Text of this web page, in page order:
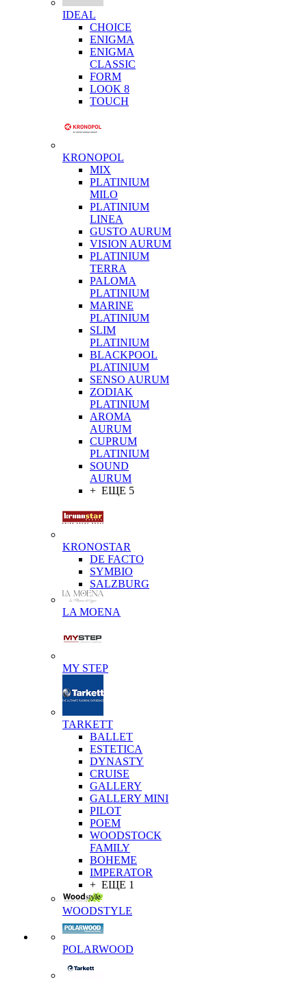
IDEAL
CHOICE
ENIGMA
ENIGMA
CLASSIC
FORM
LOOK 8
TOUCH
KRONOPOL
MIX
PLATINIUM
MILO
PLATINIUM
LINEA
GUSTO AURUM
VISION AURUM
PLATINIUM
TERRA
PALOMA
PLATINIUM
MARINE
PLATINIUM
SLIM
PLATINIUM
BLACKPOOL
PLATINIUM
SENSO AURUM
ZODIAK
PLATINIUM
AROMA
AURUM
CUPRUM
PLATINIUM
SOUND
AURUM
+ ЕЩЕ 5
KRONOSTAR
DE FACTO
SYMBIO
SALZBURG
LA MOENA
MY STEP
TARKETT
BALLET
ESTETICA
DYNASTY
CRUISE
GALLERY
GALLERY MINI
PILOT
POEM
WOODSTOCK
FAMILY
BOHEME
IMPERATOR
+ ЕЩЕ 1
WOODSTYLE
POLARWOOD